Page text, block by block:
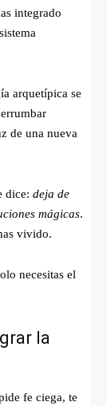
integrado
arquetípica se
de una nueva
dice: deja de
mágicas.
vivido.
necesitas el
la
fe ciega, te